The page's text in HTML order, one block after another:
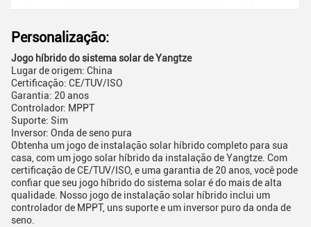
Personalização:
Jogo híbrido do sistema solar de Yangtze
Lugar de origem: China
Certificação: CE/TUV/ISO
Garantia: 20 anos
Controlador: MPPT
Suporte: Sim
Inversor: Onda de seno pura
Obtenha um jogo de instalação solar híbrido completo para sua
casa, com um jogo solar híbrido da instalação de Yangtze. Com
certificação de CE/TUV/ISO, e uma garantia de 20 anos, você pode
confiar que seu jogo híbrido do sistema solar é do mais de alta
qualidade. Nosso jogo de instalação solar híbrido inclui um
controlador de MPPT, uns suporte e um inversor puro da onda de
seno.